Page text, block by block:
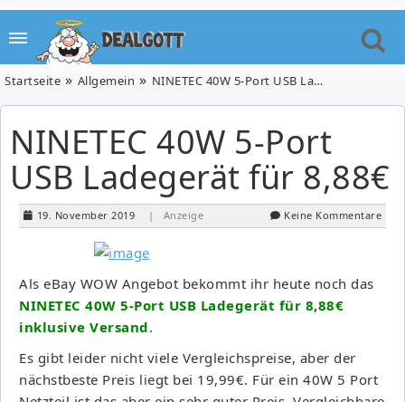
Startseite Allgemein NINETEC 40W 5-Port USB Ladegerät für 8,88€
NINETEC 40W 5-Port
USB Ladegerät für 8,88€
19. November 2019 | Anzeige Keine Kommentare
Als eBay WOW Angebot bekommt ihr heute noch das
NINETEC 40W 5-Port USB Ladegerät für 8,88€
inklusive Versand.
Es gibt leider nicht viele Vergleichspreise, aber der
nächstbeste Preis liegt bei 19,99€. Für ein 40W 5 Port